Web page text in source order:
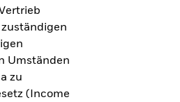
Umständen
zu
(Income